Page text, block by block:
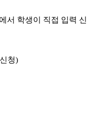
서 학생이 직접 입력 신
청)